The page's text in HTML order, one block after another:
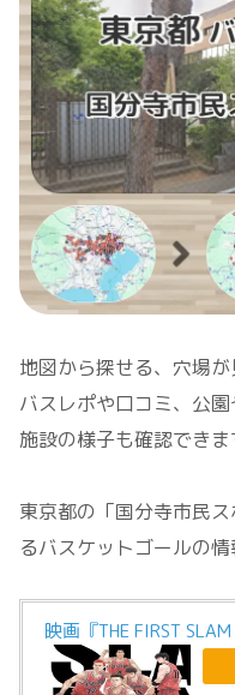
地図から探せる、穴場
バスレポや口コミ、公
施設の様子も確認できま
東京都の「国分寺市民
るバスケットゴールの情
映画『THE FIRST SLAM